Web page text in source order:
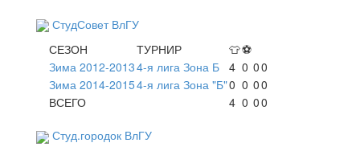
СтудСовет ВлГУ
СЕЗОН
ТУРНИР 👕⚽
Зима 2012-20134-я лига Зона Б 4 0 00
Зима 2014-20154-я лига Зона "Б"0 0 00
ВСЕГО
4 0 00
Студ.городок ВлГУ